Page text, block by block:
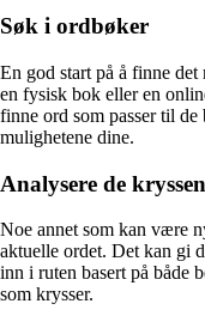
Søk i ordbøker
En god start på å finne det
en fysisk bok eller en
finne ord som passer til de
mulighetene dine.
Analysere de
Noe annet som kan være
aktuelle ordet. Det kan gi
inn i ruten basert på både
som krysser.